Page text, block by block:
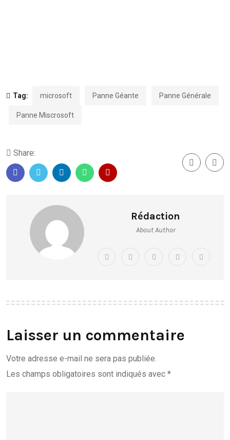
Tag: microsoft Panne Géante Panne Générale
Panne Miscrosoft
Share:
Rédaction
About Author
Laisser un commentaire
Votre adresse e-mail ne sera pas publiée.
Les champs obligatoires sont indiqués avec *